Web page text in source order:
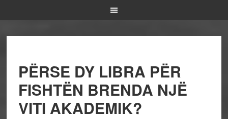
PËRSE DY LIBRA PËR
FISHTËN BRENDA NJË
VITI AKADEMIK?